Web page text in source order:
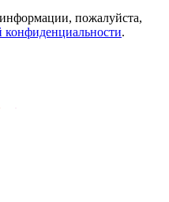
пожалуйста,
конфиденциальности.